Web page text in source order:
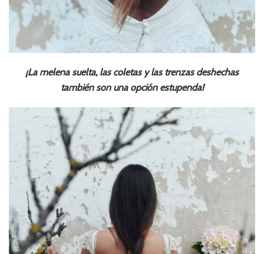
¡La melena suelta, las coletas y las trenzas deshechas
también son una opción estupenda!